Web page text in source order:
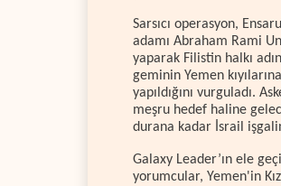
Sarsıcı operasyon,
adamı Abraham Rami
yaparak Filistin halkı
geminin Yemen
yapıldığını vurguladı.
meşru hedef haline
durana kadar İsrail
Galaxy Leader’ın ele
yorumcular, Yemen'in